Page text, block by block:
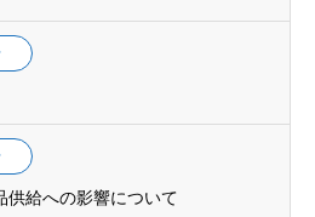
供給への影響について